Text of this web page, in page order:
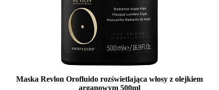
Maska Revlon Orofluido rozświetlająca włosy z olejkiem
arganowym 500ml